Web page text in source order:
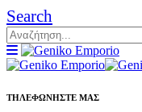
Search
ΤΗΛΕΦΩΝΗΣΤΕ ΜΑΣ